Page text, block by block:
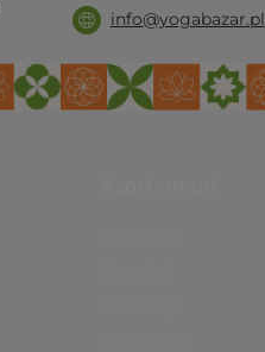
info@yogabazar.pl